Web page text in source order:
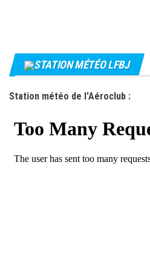
STATION MÉTÉO LFBJ
Station météo de l'Aéroclub :